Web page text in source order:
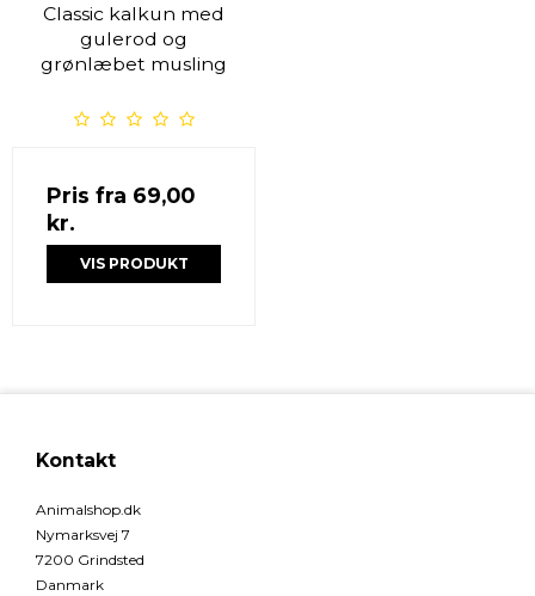
Classic kalkun med
gulerod og
grønlæbet musling
Pris fra 69,00
kr.
VIS PRODUKT
Kontakt
Animalshop.dk
Nymarksvej 7
7200 Grindsted
Danmark